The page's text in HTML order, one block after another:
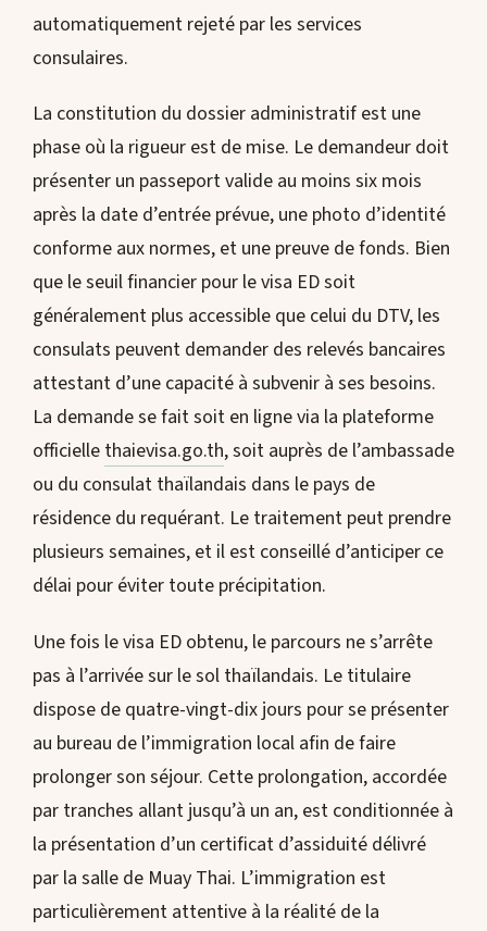
automatiquement rejeté par les services
consulaires.
La constitution du dossier administratif est une
phase où la rigueur est de mise. Le demandeur doit
présenter un passeport valide au moins six mois
après la date d’entrée prévue, une photo d’identité
conforme aux normes, et une preuve de fonds. Bien
que le seuil financier pour le visa ED soit
généralement plus accessible que celui du DTV, les
consulats peuvent demander des relevés bancaires
attestant d’une capacité à subvenir à ses besoins.
La demande se fait soit en ligne via la plateforme
officielle thaievisa.go.th, soit auprès de l’ambassade
ou du consulat thaïlandais dans le pays de
résidence du requérant. Le traitement peut prendre
plusieurs semaines, et il est conseillé d’anticiper ce
délai pour éviter toute précipitation.
Une fois le visa ED obtenu, le parcours ne s’arrête
pas à l’arrivée sur le sol thaïlandais. Le titulaire
dispose de quatre-vingt-dix jours pour se présenter
au bureau de l’immigration local afin de faire
prolonger son séjour. Cette prolongation, accordée
par tranches allant jusqu’à un an, est conditionnée à
la présentation d’un certificat d’assiduité délivré
par la salle de Muay Thai. L’immigration est
particulièrement attentive à la réalité de la